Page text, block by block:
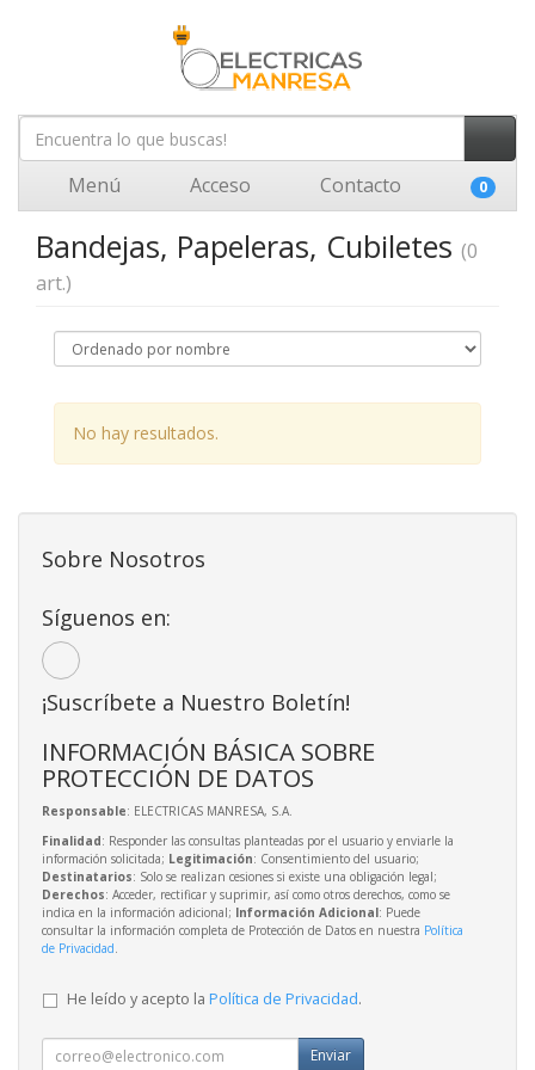
Menú Acceso Contacto 0
Bandejas, Papeleras, Cubiletes (0
art.)
No hay resultados.
Sobre Nosotros
Síguenos en:
¡Suscríbete a Nuestro Boletín!
INFORMACIÓN BÁSICA SOBRE
PROTECCIÓN DE DATOS
Responsable: ELECTRICAS MANRESA, S.A.
Finalidad: Responder las consultas planteadas por el usuario y enviarle la
información solicitada; Legitimación: Consentimiento del usuario;
Destinatarios: Solo se realizan cesiones si existe una obligación legal;
Derechos: Acceder, rectificar y suprimir, así como otros derechos, como se
indica en la información adicional; Información Adicional: Puede
consultar la información completa de Protección de Datos en nuestra Política
de Privacidad.
He leído y acepto la Política de Privacidad.
Enviar